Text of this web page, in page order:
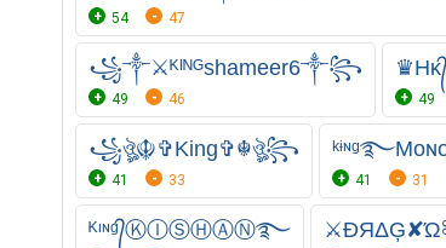
54 47
꧁༒⚔ᴷᴵᴺᴳshameer6༒꧂
49 46 49
꧁ঔৣ☬✞King✞☬ঔৣ꧂
41 33 41 31
ᴷᶦᶰᵍ᭄ⓀⒾⓈⒽⒶⓃ࿐